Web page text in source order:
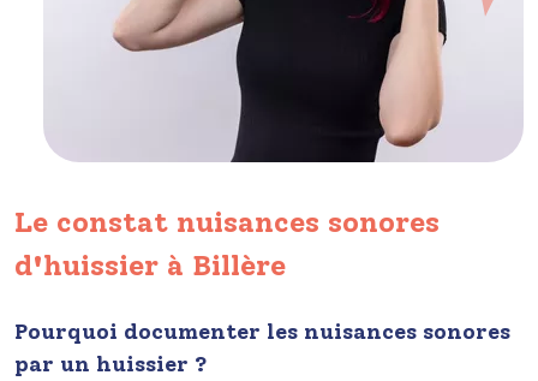
Le constat nuisances sonores
d'huissier à Billère
Pourquoi documenter les nuisances sonores
par un huissier ?